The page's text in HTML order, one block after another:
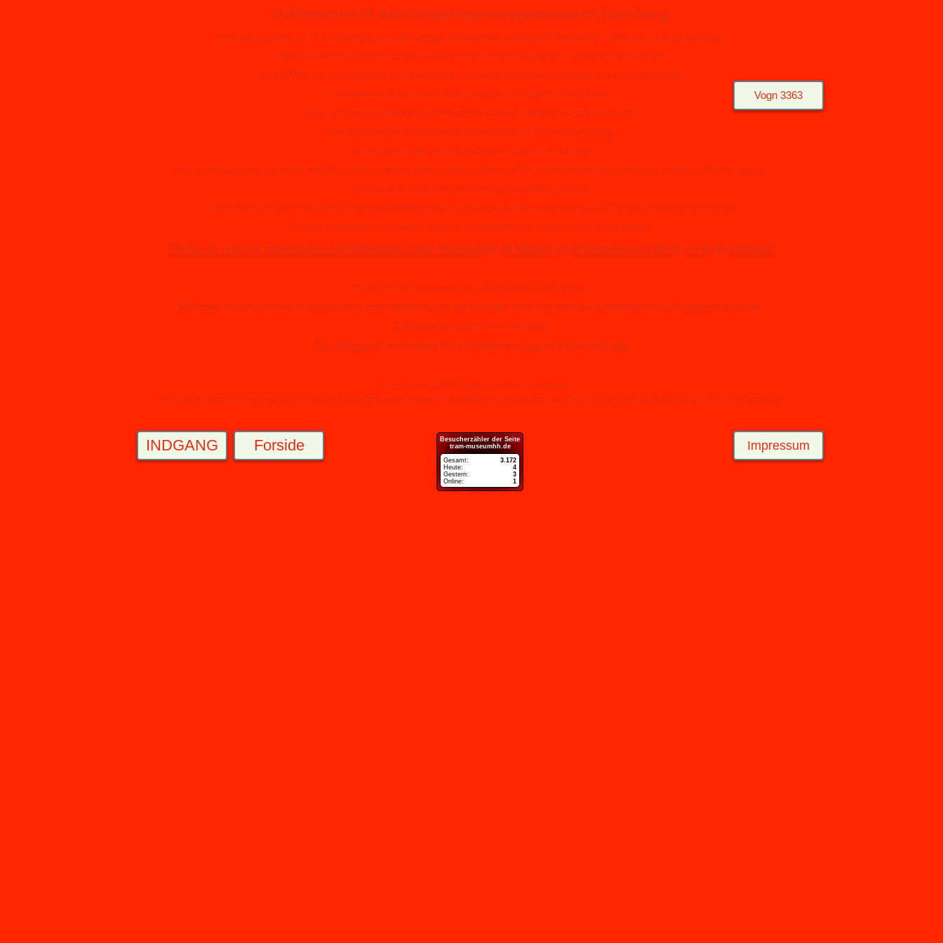
Velkommen til det virtuelle sporvognsmuseum Hamborg.
Her har jeg fået lov til at offentliggøre den meget omfattende samling af Paul Weiß, som ejes af Ingo Neafcke.
Ingo Naefke har af egen lomme sat en tidligere HHA-togvogn i stand og udstillet den
på REWE's parkeringsplads i Krohnskamp i bydelen Winterhude (tidligere sporvognsdepot).
De fleste af billederne i denne samling er taget af Paul Weiß.
Nogle fotos og avisudklip samt andre udklip stammer fra andre kilder.
Hvis disse kilder er anført på det respektive foto eller uddrag,
er de angivet på det pågældende foto eller uddrag.
Hvis en besøgende på dette websted føler, at hans eller hendes ophavsret er blevet krænket, bedes du straks kontakte mig på.
Denne side er privat oprettet og finansieret af mig.
Jeg ønsker at gøre Paul Weiß' samling tilgængelig for alle fans og entusiaster af den tidligere Hamborg-sporvogn.
Denne hjemmeside må under ingen omstændigheder bruges til at tjene penge!
Derfor er videre distribution af indholdet uden henvisning til kilden og til kommerciel brug strengt forbudt!
Dette virtuelle museum er stadig under opbygning.
Når man ser på antallet af album, kan man gætte på, at det vil tage flere års arbejde at digitalisere og redigere det hele.
Jeg tilføjer gradvist mere indhold.
Tip: Meget af indholdet kan forstørres ved at klikke på det.
Translated with DeepL.com (free version)
Hvis du er dansker og har fundet en fejl eller har et forslag til en bedre formulering, så skriv til mig. eMail-adressen står i »Impressum«.
Vogn 3363
INDGANG Forside Besucherzähler Impressum